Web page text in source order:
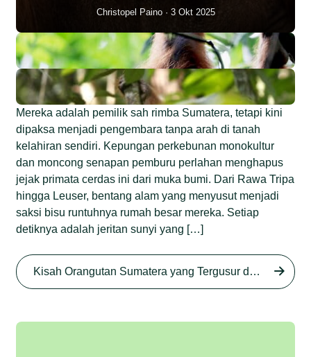
Christopel Paino 3 Okt 2025
Sumatera di Rawa Tripa
Junaidi Hanafiah 27 Agu 2025
Begini Modus Perburuan
Mereka adalah pemilik sah rimba Sumatera, tetapi kini
dipaksa menjadi pengembara tanpa arah di tanah
kelahiran sendiri. Kepungan perkebunan monokultur
dan moncong senapan pemburu perlahan menghapus
jejak primata cerdas ini dari muka bumi. Dari Rawa Tripa
hingga Leuser, bentang alam yang menyusut menjadi
saksi bisu runtuhnya rumah besar mereka. Setiap
detiknya adalah jeritan sunyi yang […]
Kisah Orangutan Sumatera yang Tergusur dari Rumah Sendiri series